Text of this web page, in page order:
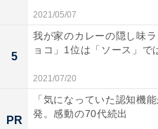
思う」と回答。年代別に見
でした。
また79.9％が「今の世の中
もっとあると思う」と考え
特に10代で84.9％、20代で
2021/05/07
5
我が家のカレーの隠し味
ョコ」1位は「ソース」で
2021/07/20
PR
「気になっていた認知機
発。感動の70代続出